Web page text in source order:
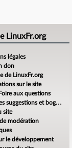
LinuxFr.org
légales
don
de LinuxFr.org
sur le site
aux questions
suggestions et bogues
site
de modération
le développement